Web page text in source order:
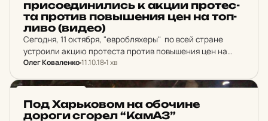
при­со­е­ди­ни­лись к акции про­тес­
та против пов­ыше­ния цен на топ­
ли­во (видео)
Сегодня, 11 октября, "евробляхеры" по всей стране
устроили акцию протеста против повышения цен на
топливо. Инициаторами протеста "Бойкот цене на
Сила".
Олег Коваленко11.10.181 хв
Под Харь­ко­вом на обо­чи­не
дороги сгорел “КамАЗ”